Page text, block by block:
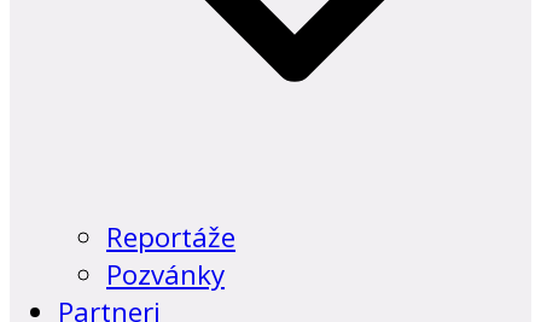
Reportáže
Pozvánky
Partneri